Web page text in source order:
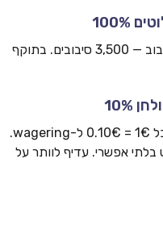
הימור נדרש: 3,500€. בהימור 1€ לסיבוב — 3,500 סיבובים. בתוקף
הימור נדרש: 8,000€. בבלאקג'ק — כל 1€ = 0.10€ ל-wagering.
— כמעט בלתי אפשרי. עדיף לוותר על